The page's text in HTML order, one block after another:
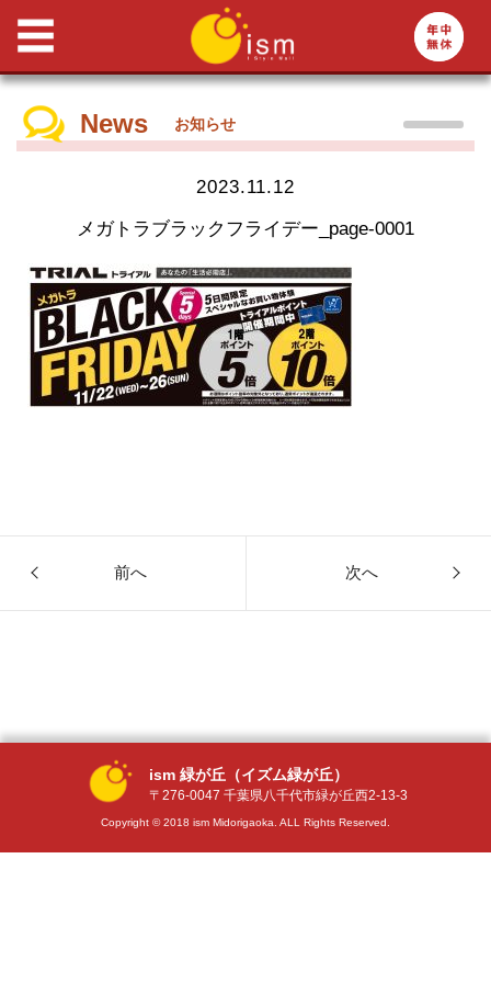
News お知らせ
2023.11.12
メガトラブラックフライデー_page-0001
前へ 次へ
ism 緑が丘（イズム緑が丘）
〒276-0047 千葉県八千代市緑が丘西2-13-3
Copyright © 2018 ism Midorigaoka. ALL Rights Reserved.